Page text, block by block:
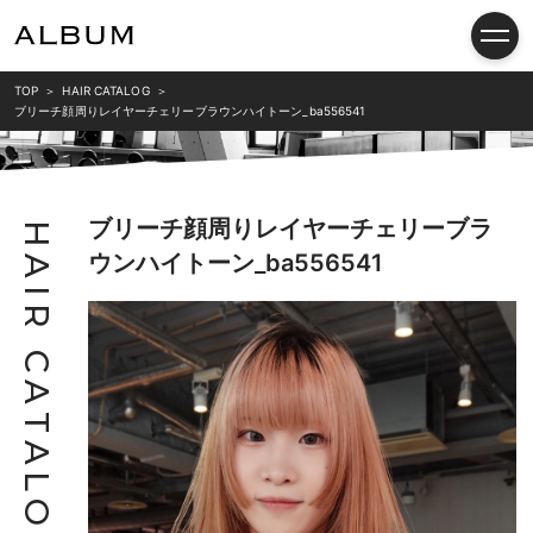
TOP
HAIR CATALOG
ブリーチ顔周りレイヤーチェリーブラウンハイトーン_ba556541
H
A
I
R
C
A
T
A
L
O
ブリーチ顔周りレイヤーチェリーブラ
ウンハイトーン_ba556541